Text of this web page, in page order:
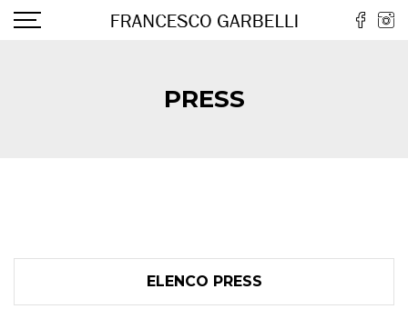
PRESS
ELENCO PRESS